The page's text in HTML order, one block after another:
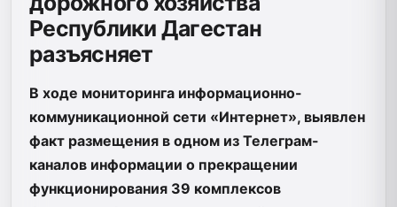
Республики Дагестан
разъясняет
В ходе мониторинга информационно-
коммуникационной сети «Интернет», выявлен
факт размещения в одном из Телеграм-
каналов информации о прекращении
функционирования 39 комплексов